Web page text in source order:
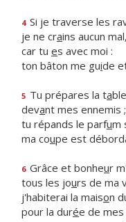
4 Si je traverse les
je ne crains aucun
car tu es avec moi :
ton bâton me guide
5 Tu prépares la ta
devant mes ennemis
tu répands le parfum
ma coupe est
6 Grâce et bonheur
tous les jours de ma
j'habiterai la maison
pour la durée de mes